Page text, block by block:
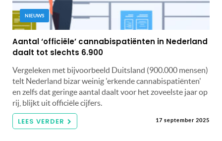
NIEUWS
Aantal ‘officiële’ cannabispatiënten in Nederland
daalt tot slechts 6.900
Vergeleken met bijvoorbeeld Duitsland (900.000 mensen)
telt Nederland bizar weinig 'erkende cannabispatiënten'
en zelfs dat geringe aantal daalt voor het zoveelste jaar op
rij, blijkt uit officiële cijfers.
LEES VERDER 17 september 2025